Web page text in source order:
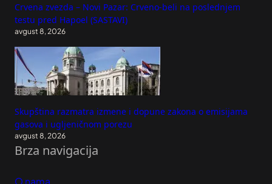
Crvena zvezda – Novi Pazar: Crveno-beli na poslednjem
testu pred Hapoel (SASTAVI)
avgust 8, 2026
Skupština razmatra izmene i dopune zakona o emisijama
gasova i ugljeničnom porezu
avgust 8, 2026
Brza navigacija
O nama